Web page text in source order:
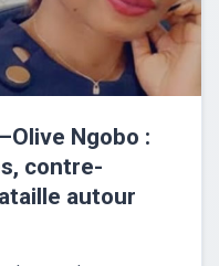
Ngobo :
contre-
autour